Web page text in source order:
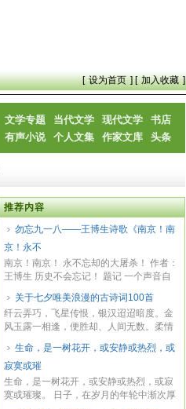
[ 设为首页 ] [ 加入收藏 ]
文学专题 当代文学 现代文学
书店
有声小说 个人文集 作家文库 头条
推荐内容
勿忘九一八——王博生诗歌《南京！南
京！永不
南京！南京！ 永不忘却的大屠杀！ 作者：
王博生 历史不会忘记！ 题记 一个声音自
关于七夕唯美浪漫的古诗词100首
纤云弄巧，飞星传恨，银汉迢迢暗度。金
风玉露一相逢，便胜却、人间无数。柔情
生命，是一树花开，或安静或热烈，或
寂寞或璀
生命，是一树花开，或安静或热烈，或寂
寞或璀璨。 日子，在岁月的年轮中渐次厚